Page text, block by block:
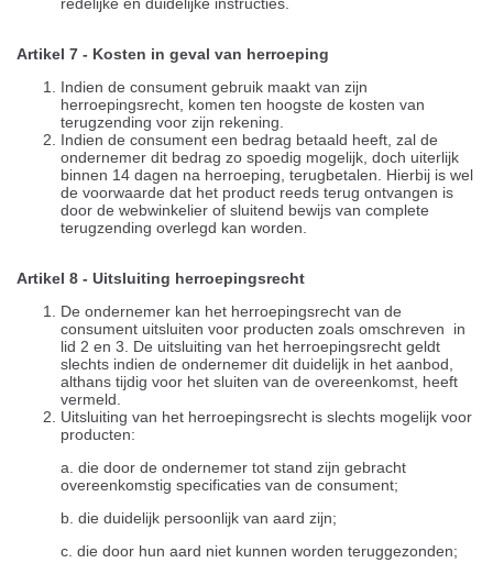
redelijke en duidelijke instructies.
Artikel 7 - Kosten in geval van herroeping
Indien de consument gebruik maakt van zijn
herroepingsrecht, komen ten hoogste de kosten van
terugzending voor zijn rekening.
Indien de consument een bedrag betaald heeft, zal de
ondernemer dit bedrag zo spoedig mogelijk, doch uiterlijk
binnen 14 dagen na herroeping, terugbetalen. Hierbij is wel
de voorwaarde dat het product reeds terug ontvangen is
door de webwinkelier of sluitend bewijs van complete
terugzending overlegd kan worden.
Artikel 8 - Uitsluiting herroepingsrecht
De ondernemer kan het herroepingsrecht van de
consument uitsluiten voor producten zoals omschreven in
lid 2 en 3. De uitsluiting van het herroepingsrecht geldt
slechts indien de ondernemer dit duidelijk in het aanbod,
althans tijdig voor het sluiten van de overeenkomst, heeft
vermeld.
Uitsluiting van het herroepingsrecht is slechts mogelijk voor
producten:
a. die door de ondernemer tot stand zijn gebracht
overeenkomstig specificaties van de consument;
b. die duidelijk persoonlijk van aard zijn;
c. die door hun aard niet kunnen worden teruggezonden;